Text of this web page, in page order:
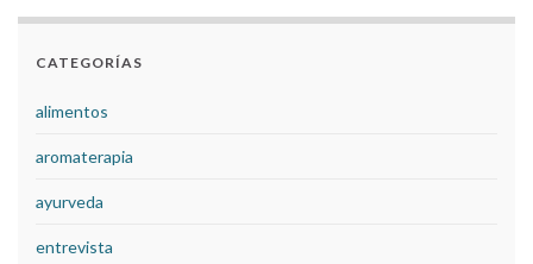
CATEGORÍAS
alimentos
aromaterapia
ayurveda
entrevista